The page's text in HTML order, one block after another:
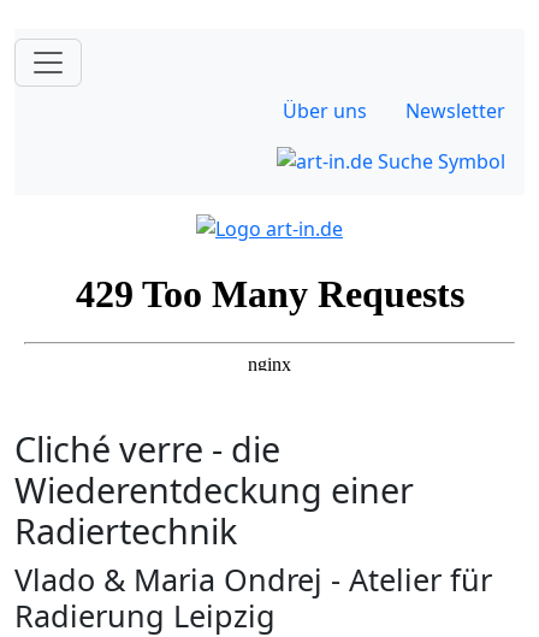
Über uns Newsletter
Cliché verre - die
Wiederentdeckung einer
Radiertechnik
Vlado & Maria Ondrej - Atelier für
Radierung Leipzig